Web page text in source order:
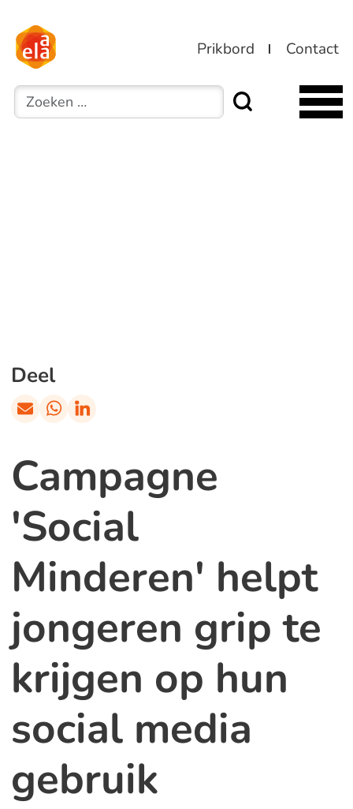
Prikbord Contact
Zoeken
Campagne
'Social
Minderen' helpt
jongeren grip te
krijgen op hun
social media
gebruik
Deel